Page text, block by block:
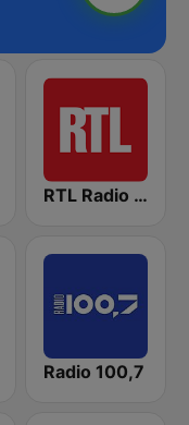
RTL Radio Lëtzebuerg 88.9
Radio 100,7